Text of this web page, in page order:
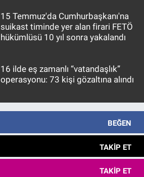
15 Temmuz'da Cumhurbaşkanı'na
suikast timinde yer alan firari FETÖ
hükümlüsü 10 yıl sonra yakalandı
16 ilde eş zamanlı “vatandaşlık”
operasyonu: 73 kişi gözaltına alındı
BEĞEN
TAKIP ET
TAKIP ET